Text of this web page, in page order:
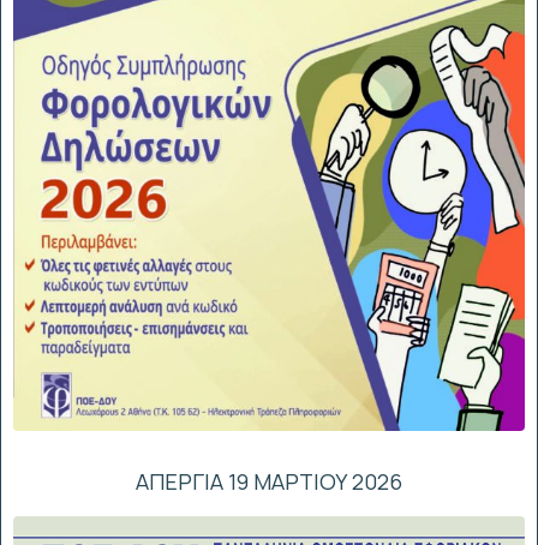
ΑΠΕΡΓΙΑ 19 ΜΑΡΤΙΟΥ 2026